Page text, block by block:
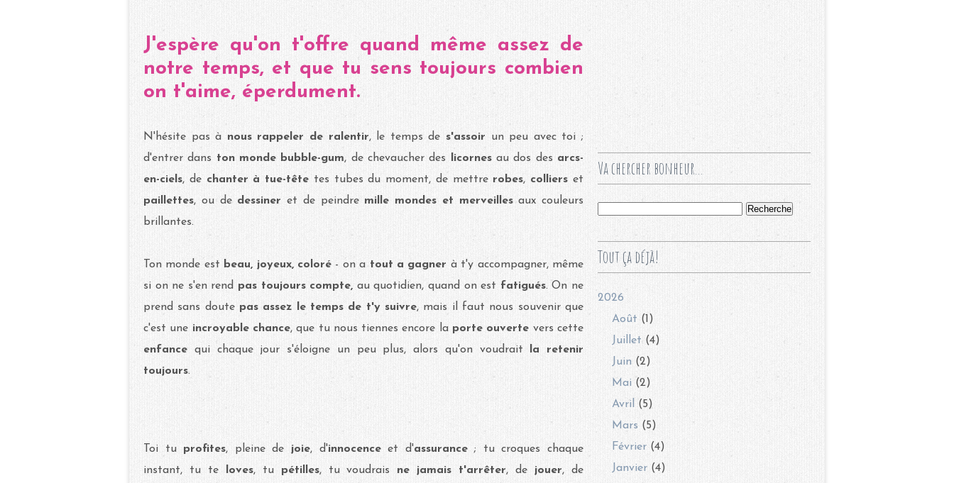
J'espère qu'on t'offre quand même assez de
notre temps, et que tu sens toujours combien
on t'aime, éperdument.
N'hésite pas à nous rappeler de ralentir, le temps de s'assoir un peu avec toi ;
d'entrer dans ton monde bubble-gum, de chevaucher des licornesau dos des arcs-
en-ciels, de chanter à tue-tête tes tubes du moment, de mettre robes, collierset
paillettes, ou de dessiner et de peindre mille mondes et merveillesaux couleurs
brillantes.
Ton monde est beau, joyeux, coloré - on a tout a gagner à t'y accompagner, même
si on ne s'en rend pas toujours compte, au quotidien, quand on est fatigués.On ne
prend sans doutepas assez le temps de t'y suivre, mais il faut nous souvenir que
c'est une incroyable chance, que tu nous tiennes encore laporte ouverte vers cette
enfance qui chaque jour s'éloigne un peu plus, alors qu'on voudrait
la retenir
toujours.
Toi tu profites, pleine de joie, d'innocenceet d'assurance; tu croques chaque
instant, tu te
loves, tu pétilles, tu voudrais ne jamais t'arrêter, de jouer, de
Va chercher bonheur...
Tout ça déjà!
2026
Août (1)
Juillet (4)
Juin (2)
Mai (2)
Avril
(5)
Mars (5)
Février (4)
Janvier (4)